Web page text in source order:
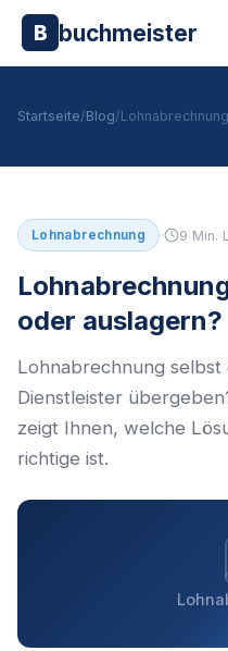
B buchmeister
Startseite/Blog/Lohnabrechnung
Lohnabrechnung · 9 Min.
oder auslagern?
Lohnabrechnung selbst
Dienstleister
zeigt Ihnen, welche
richtige ist.